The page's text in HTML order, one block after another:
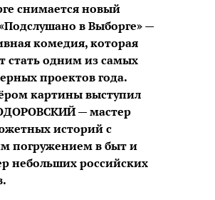
снимается новый
в Выборге» —
комедия, которая
стать одним из самых
проектов года.
картины выступил
— мастер
историй с
погружением в быт и
небольших российских